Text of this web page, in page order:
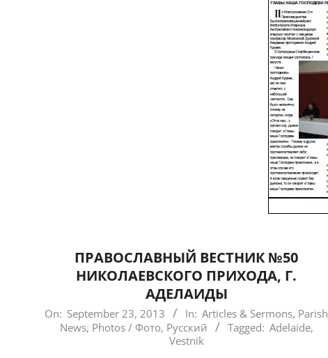
ПРАВОСЛАВНЫЙ ВЕСТНИК №50
НИКОЛАЕВСКОГО ПРИХОДА, Г.
АДЕЛАИДЫ
2013-
On: September 23, 2013 In: Articles & Sermons, Parish
News, Photos / Фото, Русский Tagged: Adelaide,
Vestnik